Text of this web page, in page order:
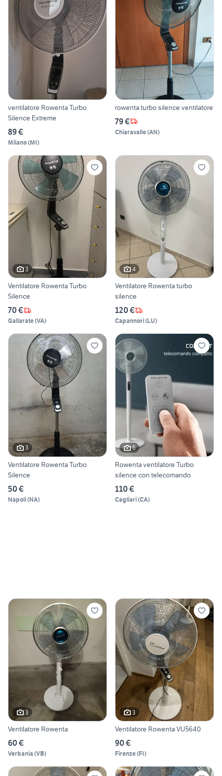
ventilatore Rowenta Turbo
Silence Extreme
89 €
Milano(MI)
rowenta turbo silence ventilatore
79 €
Chiaravalle(AN)
3
Ventilatore Rowenta Turbo
Silence
70 €
Gallarate(VA)
4
Ventilatore Rowenta turbo
silence
120 €
Capannori(LU)
3
Ventilatore Rowenta Turbo
Silence
50 €
Napoli(NA)
6
Rowenta ventilatore Turbo
silence con telecomando
110 €
Cagliari(CA)
3
Ventilatore Rowenta
60 €
Verbania (VB)
3
Ventilatore Rowenta VU5640
90 €
Firenze(FI)